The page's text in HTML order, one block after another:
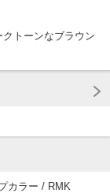
トーンなブラウン
カラー / RMK